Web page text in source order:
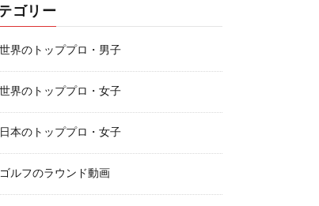
ゴリー
世界のトッププロ・男子
世界のトッププロ・女子
日本のトッププロ・女子
ゴルフのラウンド動画